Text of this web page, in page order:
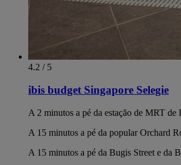
4.2 / 5
ibis budget Singapore Selegie
A 2 minutos a pé da estação de MRT de
A 15 minutos a pé da popular Orchard
A 15 minutos a pé da Bugis Street e da